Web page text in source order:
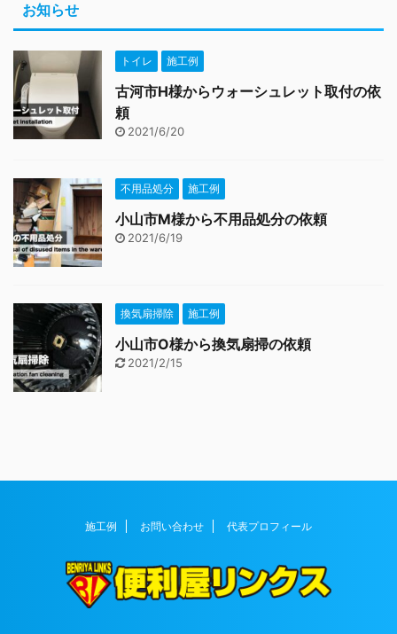
お知らせ
トイレ 施工例
古河市H様からウォーシュレット取付の依
頼
2021/6/20
不用品処分 施工例
小山市M様から不用品処分の依頼
2021/6/19
換気扇掃除 施工例
小山市O様から換気扇掃の依頼
2021/2/15
施工例 お問い合わせ 代表プロフィール